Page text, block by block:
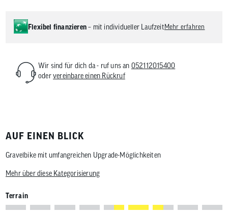
Flexibel finanzieren– mit individueller Laufzeit Mehr erfahren
Wir sind für dich da - ruf uns an 052112015400
odervereinbare einen Rückruf
AUF EINEN BLICK
Gravelbike mit umfangreichen Upgrade-Möglichkeiten
Mehr über diese Kategorisierung
Terrain